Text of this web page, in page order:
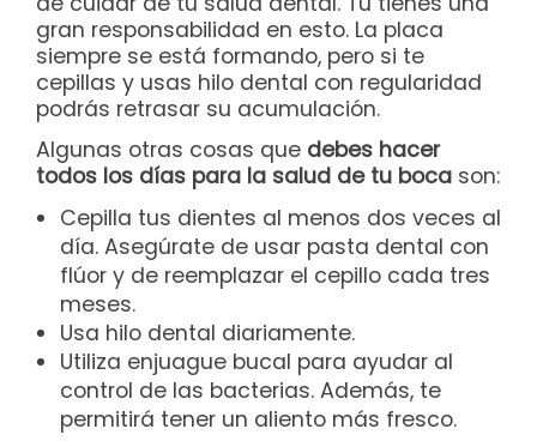
gran responsabilidad en esto. La placa
siempre se está formando, pero si te
cepillas y usas hilo dental con regularidad
podrás retrasar su acumulación.
Algunas otras cosas que debes hacer
todos los días para la salud de tu boca son:
Cepilla tus dientes al menos dos veces al
día. Asegúrate de usar pasta dental con
flúor y de reemplazar el cepillo cada tres
meses.
Usa hilo dental diariamente.
Utiliza enjuague bucal para ayudar al
control de las bacterias. Además, te
permitirá tener un aliento más fresco.